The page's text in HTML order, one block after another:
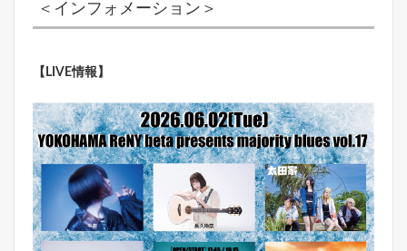
＜インフォメーション＞
【LIVE情報】